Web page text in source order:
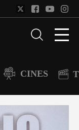
CINES